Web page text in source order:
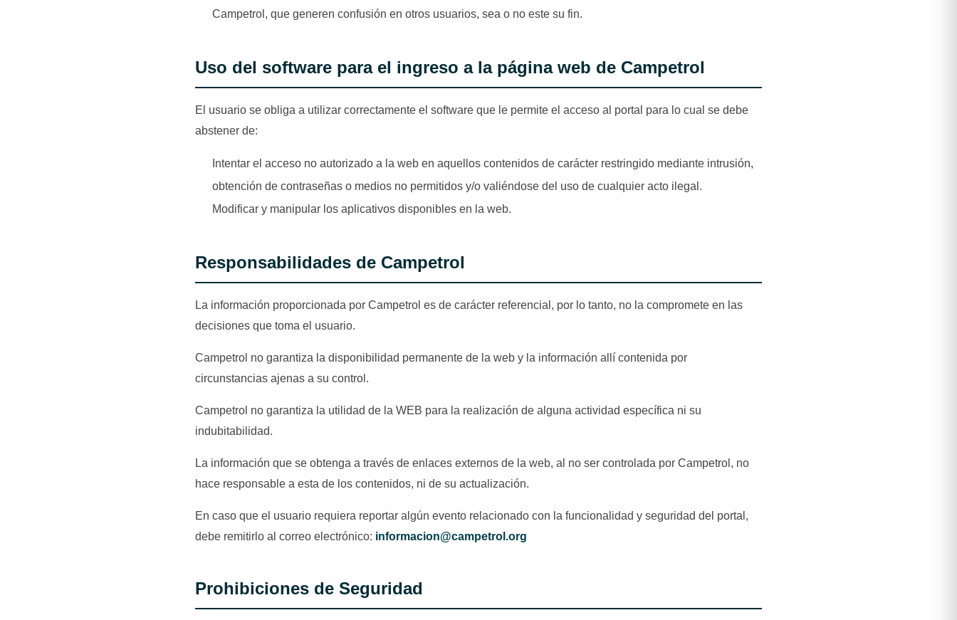
Campetrol, que generen confusión en otros usuarios, sea o no este su fin.
Uso del software para el ingreso a la página web de Campetrol
El usuario se obliga a utilizar correctamente el software que le permite el acceso al portal para lo cual se debe
abstener de:
Intentar el acceso no autorizado a la web en aquellos contenidos de carácter restringido mediante intrusión,
obtención de contraseñas o medios no permitidos y/o valiéndose del uso de cualquier acto ilegal.
Modificar y manipular los aplicativos disponibles en la web.
Responsabilidades de Campetrol
La información proporcionada por Campetrol es de carácter referencial, por lo tanto, no la compromete en las
decisiones que toma el usuario.
Campetrol no garantiza la disponibilidad permanente de la web y la información allí contenida por
circunstancias ajenas a su control.
Campetrol no garantiza la utilidad de la WEB para la realización de alguna actividad específica ni su
indubitabilidad.
La información que se obtenga a través de enlaces externos de la web, al no ser controlada por Campetrol, no
hace responsable a esta de los contenidos, ni de su actualización.
En caso que el usuario requiera reportar algún evento relacionado con la funcionalidad y seguridad del portal,
debe remitirlo al correo electrónico: informacion@campetrol.org
Prohibiciones de Seguridad